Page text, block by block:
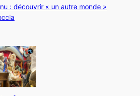
: découvrir « un autre monde »